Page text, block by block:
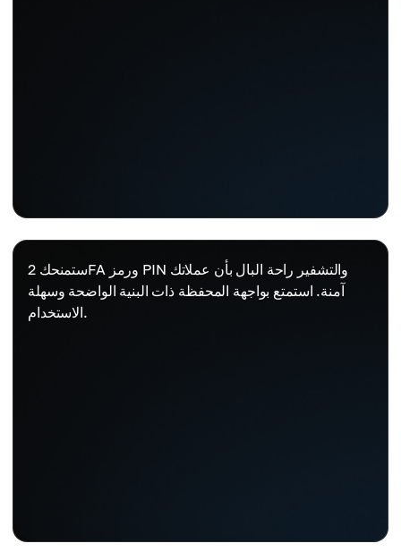
ستمنحك 2FA ورمز PIN والتشفير راحة البال بأن عملاتك
آمنة. استمتع بواجهة المحفظة ذات البنية الواضحة وسهلة
الاستخدام.